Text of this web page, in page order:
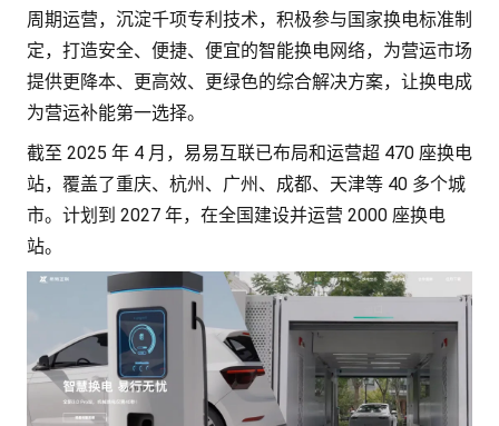
周期运营，沉淀千项专利技术，积极参与国家换电标准制
定，打造安全、便捷、便宜的智能换电网络，为营运市场
提供更降本、更高效、更绿色的综合解决方案，让换电成
为营运补能第一选择。
截至 2025 年 4 月，易易互联已布局和运营超 470 座换电
站，覆盖了重庆、杭州、广州、成都、天津等 40 多个城
市。计划到 2027 年，在全国建设并运营 2000 座换电
站。